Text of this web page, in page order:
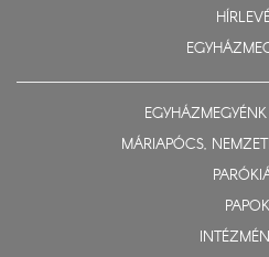
MÁRIAPÓCS,
PAPOK